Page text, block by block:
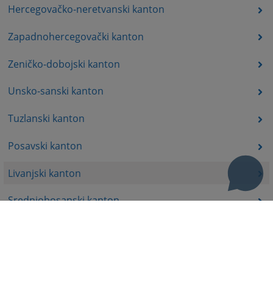
Hercegovačko-neretvanski kanton
Zapadnohercegovački kanton
Zeničko-dobojski kanton
Unsko-sanski kanton
Tuzlanski kanton
Posavski kanton
Livanjski kanton
Srednjobosanski kanton